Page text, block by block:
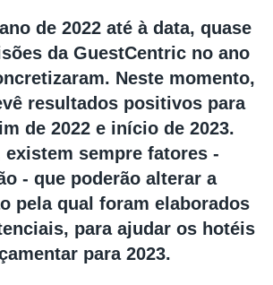
de 2022 até à data, quase
da GuestCentric no ano
Neste momento,
resultados positivos para
de 2022 e início de 2023.
existem sempre fatores -
- que poderão alterar a
pela qual foram elaborados
para ajudar os hotéis
para 2023.